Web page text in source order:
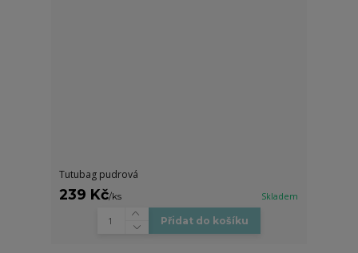
Tutubag pudrová
239 Kč/ks Skladem
Přidat do košíku